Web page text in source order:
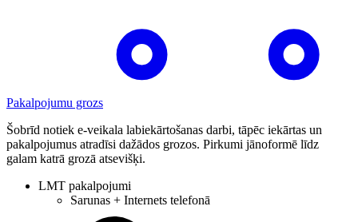
Pakalpojumu grozs
Šobrīd notiek e-veikala labiekārtošanas darbi, tāpēc iekārtas un
pakalpojumus atradīsi dažādos grozos. Pirkumi jānoformē līdz
galam katrā grozā atsevišķi.
LMT pakalpojumi
Sarunas + Internets telefonā